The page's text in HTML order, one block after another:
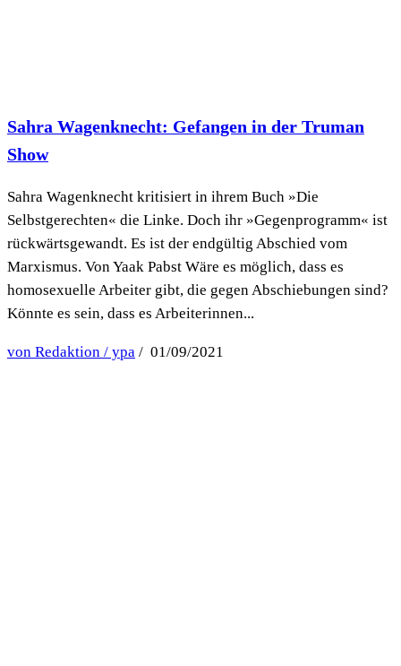
Sahra Wagenknecht: Gefangen in der Truman
Show
Sahra Wagenknecht kritisiert in ihrem Buch »Die
Selbstgerechten« die Linke. Doch ihr »Gegenprogramm« ist
rückwärtsgewandt. Es ist der endgültig Abschied vom
Marxismus. Von Yaak Pabst Wäre es möglich, dass es
homosexuelle Arbeiter gibt, die gegen Abschiebungen sind?
Könnte es sein, dass es Arbeiterinnen...
von Redaktion / ypa / 01/09/2021